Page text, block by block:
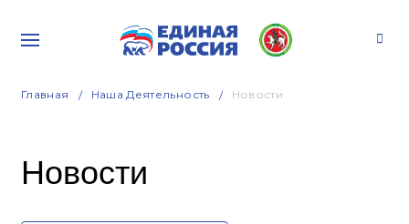
Главная Наша Деятельность Новости
Новости